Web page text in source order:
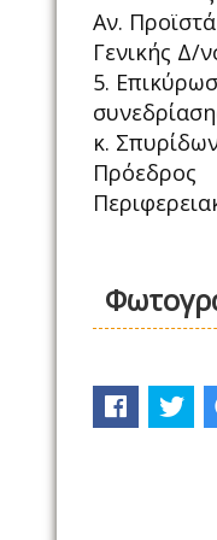
Αν.
Γενικής Δ/
5.
κ.
Πρόεδρος